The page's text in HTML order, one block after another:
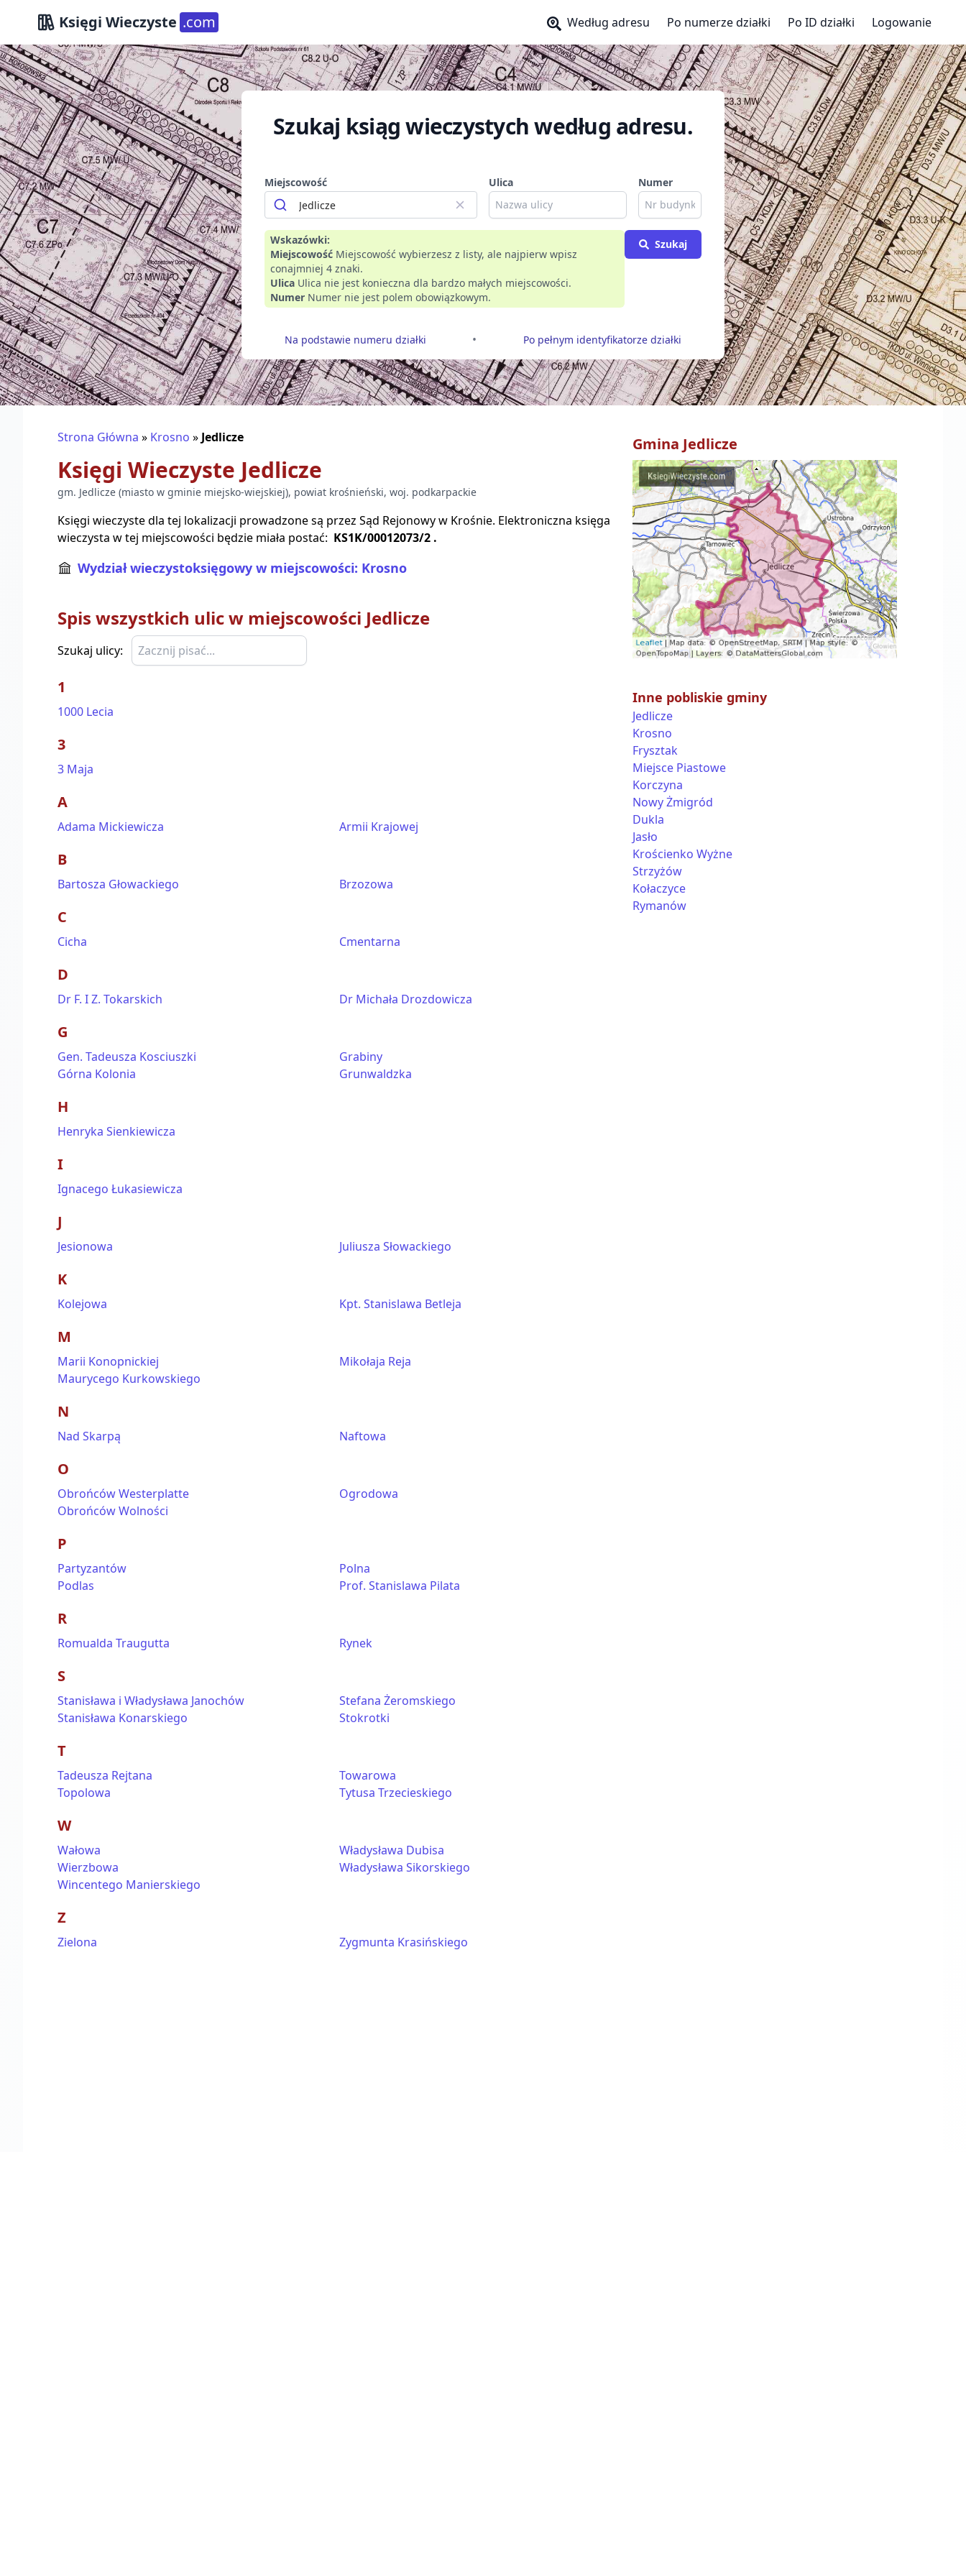
Księgi Wieczyste .com Według adresu Po numerze działki Po ID działki Logowanie
Szukaj ksiąg wieczystych według adresu.
Miejscowość Ulica Numer
Wskazówki:
Miejscowość Miejscowość wybierzesz z listy, ale najpierw wpisz
conajmniej 4 znaki.
Ulica Ulica nie jest konieczna dla bardzo małych miejscowości.
Numer Numer nie jest polem obowiązkowym.
Szukaj
Na podstawie numeru działki • Po pełnym identyfikatorze działki
Strona Główna » Krosno » Jedlicze
Księgi Wieczyste Jedlicze
gm. Jedlicze (miasto w gminie miejsko-wiejskiej), powiat krośnieński, woj. podkarpackie
Księgi wieczyste dla tej lokalizacji prowadzone są przez Sąd Rejonowy w Krośnie. Elektroniczna księga
wieczysta w tej miejscowości będzie miała postać: KS1K/00012073/2 .
Wydział wieczystoksięgowy w miejscowości: Krosno
Spis wszystkich ulic w miejscowości Jedlicze
Szukaj ulicy:
1
1000 Lecia
3
3 Maja
A
Adama Mickiewicza Armii Krajowej
B
Bartosza Głowackiego Brzozowa
C
Cicha Cmentarna
D
Dr F. I Z. Tokarskich Dr Michała Drozdowicza
G
Gen. Tadeusza Kosciuszki
Górna Kolonia
Grabiny
Grunwaldzka
H
Henryka Sienkiewicza
I
Ignacego Łukasiewicza
J
Jesionowa Juliusza Słowackiego
K
Kolejowa Kpt. Stanislawa Betleja
M
Marii Konopnickiej
Maurycego Kurkowskiego
Mikołaja Reja
N
Nad Skarpą Naftowa
O
Obrońców Westerplatte
Obrońców Wolności
Ogrodowa
P
Partyzantów
Podlas
Polna
Prof. Stanislawa Pilata
R
Romualda Traugutta Rynek
S
Stanisława i Władysława Janochów
Stanisława Konarskiego
Stefana Żeromskiego
Stokrotki
T
Tadeusza Rejtana
Topolowa
Towarowa
Tytusa Trzecieskiego
W
Wałowa
Wierzbowa
Wincentego Manierskiego
Władysława Dubisa
Władysława Sikorskiego
Z
Zielona Zygmunta Krasińskiego
Gmina Jedlicze
Inne pobliskie gminy
Jedlicze
Krosno
Frysztak
Miejsce Piastowe
Korczyna
Nowy Żmigród
Dukla
Jasło
Krościenko Wyżne
Strzyżów
Kołaczyce
Rymanów